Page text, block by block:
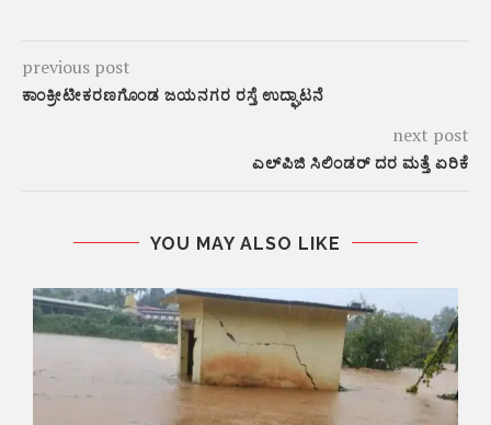
previous post
ಕಾಂಕ್ರೀಟೀಕರಣಗೊಂಡ ಜಯನಗರ ರಸ್ತೆ ಉದ್ಘಾಟನೆ
next post
ಎಲ್‌ಪಿಜಿ ಸಿಲಿಂಡರ್‌ ದರ ಮತ್ತೆ ಏರಿಕೆ
YOU MAY ALSO LIKE